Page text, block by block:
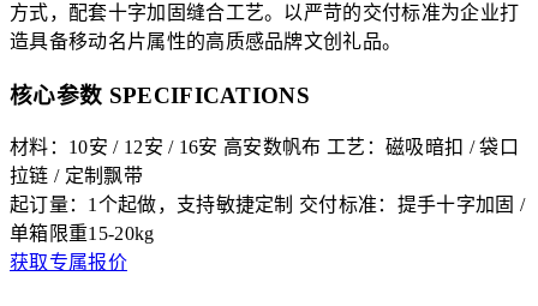
方式，配套十字加固缝合工艺。以严苛的交付标准为企业打
造具备移动名片属性的高质感品牌文创礼品。
核心参数 SPECIFICATIONS
材料：10安 / 12安 / 16安 高安数帆布 工艺：磁吸暗扣 / 袋口
拉链 / 定制飘带
起订量：1个起做，支持敏捷定制 交付标准：提手十字加固 /
单箱限重15-20kg
获取专属报价